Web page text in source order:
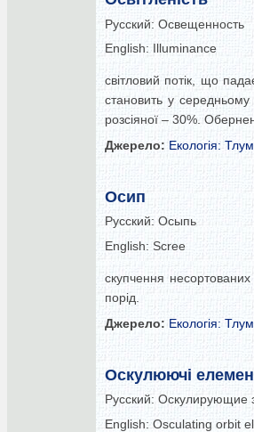
Русский: Освещенность
English: Illuminance
світловий потік, що
становить у
розсіяної – 30%.
Джерело: Екологія:
Осип
Русский: Осыпь
English: Scree
скупчення несортованих
порід.
Джерело: Екологія:
Оскулюючі
Русский: Оскулирующие
English: Osculating orbit